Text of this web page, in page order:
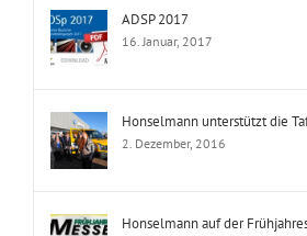
ADSP 2017
16. Januar, 2017
Honselmann unterstützt die
2. Dezember, 2016
Honselmann auf der